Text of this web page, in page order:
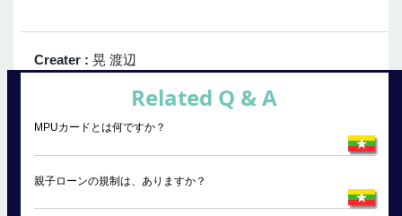
Creater : 晃 渡辺
Related Q & A
MPUカードとは何ですか？
親子ローンの規制は、ありますか？